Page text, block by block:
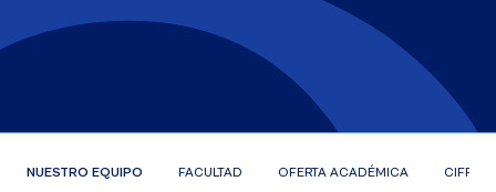
NUESTRO EQUIPO FACULTAD OFERTA ACADÉMICA CIFRAS